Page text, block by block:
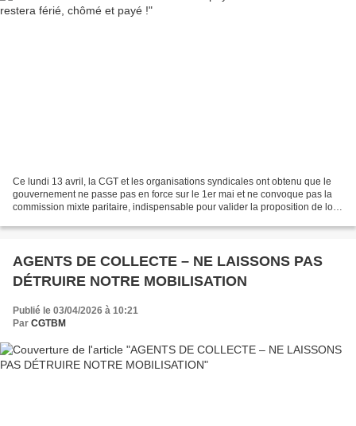
Ce lundi 13 avril, la CGT et les organisations syndicales ont obtenu que le
gouvernement ne passe pas en force sur le 1er mai et ne convoque pas la
commission mixte paritaire, indispensable pour valider la proposition de loi.
AGENTS DE COLLECTE – NE LAISSONS PAS
DÉTRUIRE NOTRE MOBILISATION
Publié le 03/04/2026 à 10:21
Par CGTBM